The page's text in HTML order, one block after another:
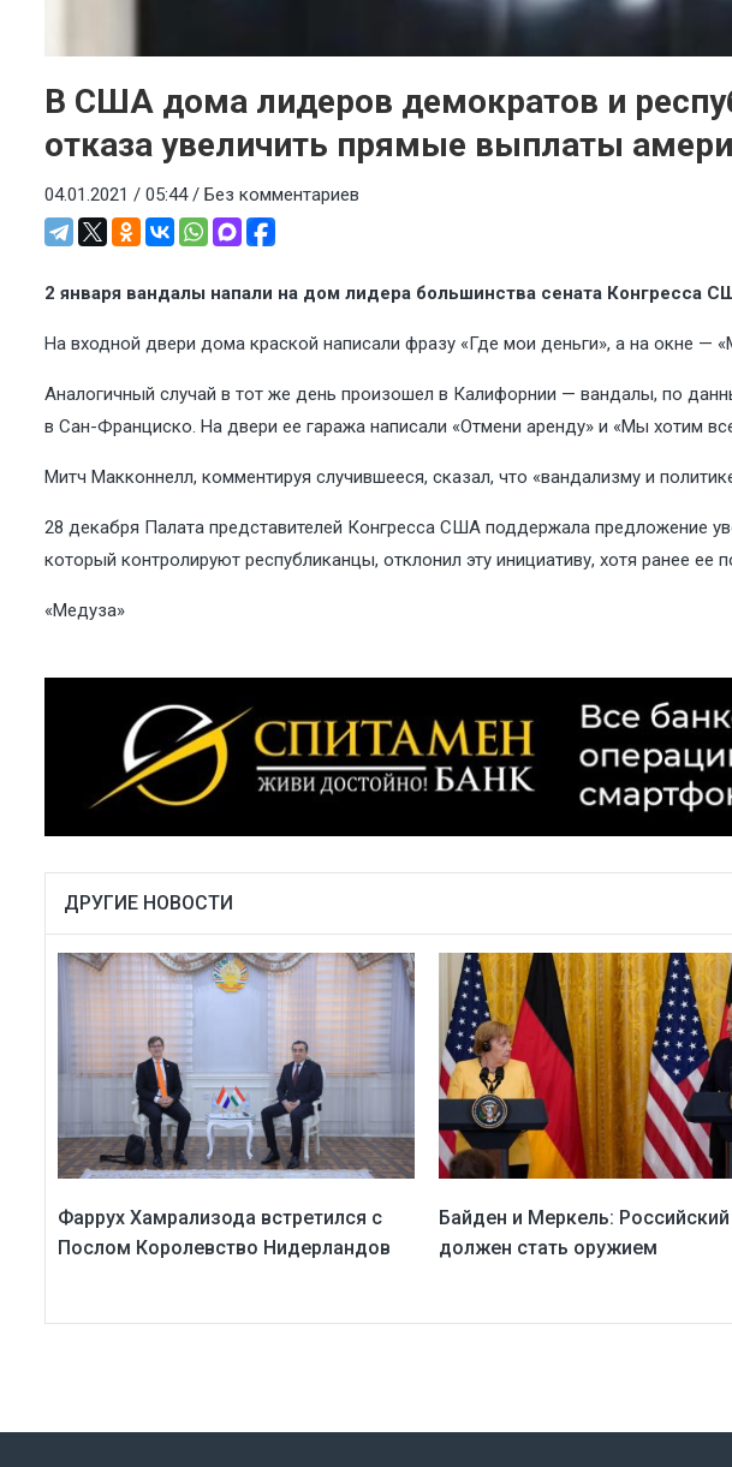
В США дома лидеров демократов и
отказа увеличить прямые выплаты
04.01.2021 / 05:44 / Без комментариев
2 января вандалы напали на дом лидера большинства сената Конгресса
На входной двери дома краской написали фразу «Где мои деньги», а на окне —
Аналогичный случай в тот же день произошел в Калифорнии — вандалы, по
в Сан-Франциско. На двери ее гаража написали «Отмени аренду» и «Мы хотим
Митч Макконнелл, комментируя случившееся, сказал, что «вандализму и
28 декабря Палата представителей Конгресса США поддержала предложение
который контролируют республиканцы, отклонил эту инициативу, хотя ранее
«Медуза»
ДРУГИЕ НОВОСТИ
Фаррух Хамрализода встретился с
Послом Королевство Нидерландов
Байден и Меркель: Российский
должен стать оружием